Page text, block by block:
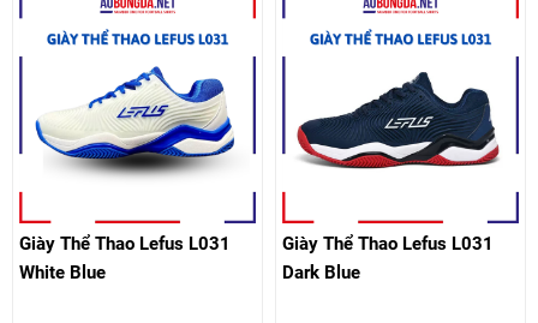
Giày Thể Thao Lefus L031
White Blue
Giày Thể Thao Lefus L031
Dark Blue